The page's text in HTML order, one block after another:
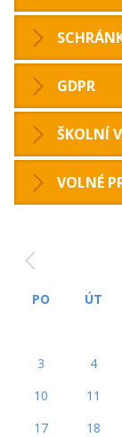
GDPR
ŠKOLNÍ
VOLNÉ
PO ÚT
3
4
10
11
17
18